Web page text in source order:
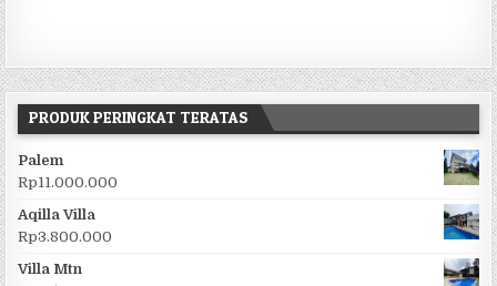
PRODUK PERINGKAT TERATAS
Palem
Rp11.000.000
Aqilla Villa
Rp3.800.000
Villa Mtn